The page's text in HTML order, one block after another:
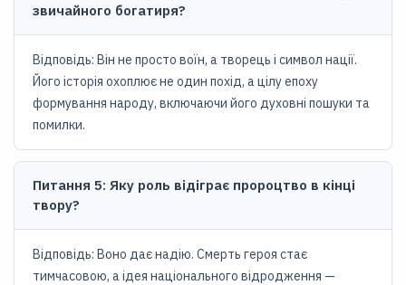
звичайного богатиря?
Відповідь: Він не просто воїн, а творець і символ нації.
Його історія охоплює не один похід, а цілу епоху
формування народу, включаючи його духовні пошуки та
помилки.
Питання 5: Яку роль відіграє пророцтво в кінці
твору?
Відповідь: Воно дає надію. Смерть героя стає
тимчасовою, а ідея національного відродження —